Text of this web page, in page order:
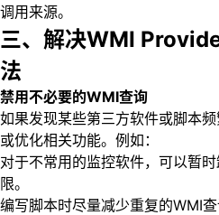
调用来源。
三、解决WMI
法
禁用不必要的WMI查询
如果发现某些第三方软件或脚本
或优化相关功能。例如：
对于不常用的监控软件，可以暂
限。
编写脚本时尽量减少重复的WMI